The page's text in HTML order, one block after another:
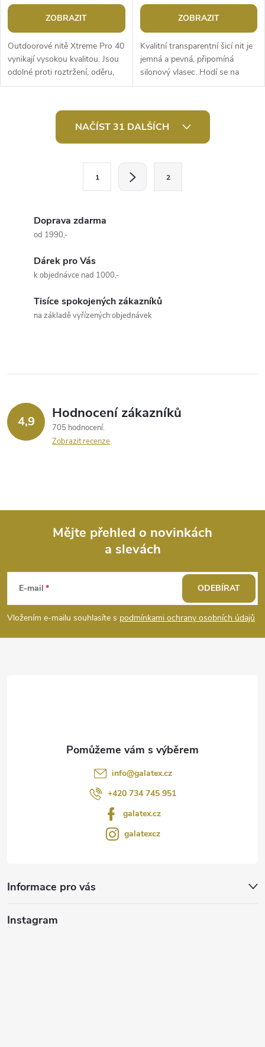
ZOBRAZIT
Outdoorové nitě Xtreme Pro 40
vynikají vysokou kvalitou. Jsou
odolné proti roztržení, oděru,
UV záření, mořské vodě,
ZOBRAZIT
Kvalitní transparentní šicí nit je
jemná a pevná, připomíná
silonový vlasec. Hodí se na
sešívání oděvů a k přišívání
k
y
v
NAČÍST 31 DALŠÍCH
1 2
Doprava zdarma
od 1990,-
Dárek pro Vás
k objednávce nad 1000,-
Tisíce spokojených zákazníků
na základě vyřízených objednávek
4,9 Hodnocení zákazníků
705 hodnocení
Zobrazit recenze
p
a
Mějte přehled o novinkách
a slevách
E-mail
Vložením e-mailu souhlasíte s podmínkami ochrany osobních údajů
ODEBÍRAT
info@galatex.cz
+420 734 745 951
galatex.cz
galatexcz
Informace pro vás
Instagram